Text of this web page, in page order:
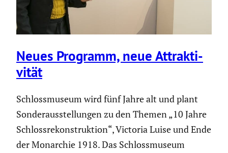
Neues Programm, neue Attrak­ti­
vität
Schloss­mu­seum wird fünf Jahre alt und plant
Sonder­aus­stel­lungen zu den Themen „10 Jahre
Schloss­re­kon­struk­tion“, Victoria Luise und Ende
der Monarchie 1918. Das Schloss­mu­seum